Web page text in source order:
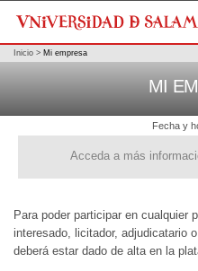
Fecha y
Acceda a más
Inicio > Mi empresa
MI
Para poder participar en cualquier
interesado, licitador, adjudicatario
deberá estar dado de alta en la